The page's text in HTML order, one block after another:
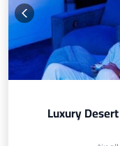
Luxury